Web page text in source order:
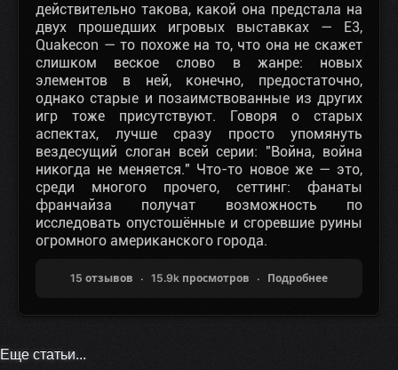
действительно такова, какой она предстала на
двух прошедших игровых выставках — E3,
Quakecon — то похоже на то, что она не скажет
слишком веское слово в жанре: новых
элементов в ней, конечно, предостаточно,
однако старые и позаимствованные из других
игр тоже присутствуют. Говоря о старых
аспектах, лучше сразу просто упомянуть
вездесущий слоган всей серии: "Война, война
никогда не меняется." Что-то новое же — это,
среди многого прочего, сеттинг: фанаты
франчайза получат возможность по
исследовать опустошённые и сгоревшие руины
огромного американского города.
15 отзывов 15.9k просмотров Подробнее
Еще статьи...